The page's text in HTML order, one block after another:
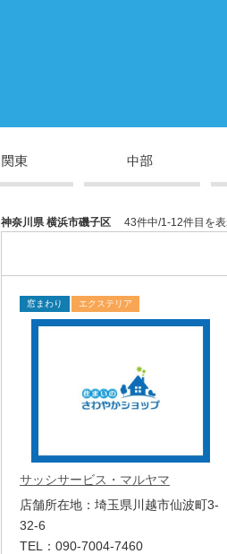
神奈川県 横浜市磯子区 43件中/1-12件目を
窓まわり エクステリア
サッシサービス・マルヤマ
店舗所在地：埼玉県川越市仙波町3-
32-6
TEL：090-7004-7460